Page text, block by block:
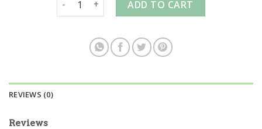
ADD TO CART
REVIEWS (0)
Reviews